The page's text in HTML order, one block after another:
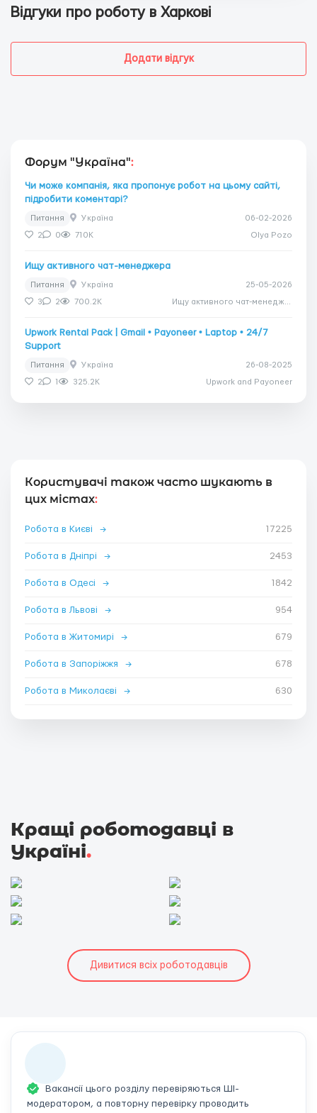
Відгуки про роботу в Харкові
Додати відгук
Форум "Україна":
Чи може компанія, яка пропонує робот на цьому сайті,
підробити коментарі?
Питання Україна 06-02-2026
2 0 710K Olya Pozo
Ищу активного чат-менеджера
Питання Україна 25-05-2026
3 2 700.2K
Upwork Rental Pack | Gmail • Payoneer • Laptop • 24/7
Support
Питання Україна 26-08-2025
2 1 325.2K Upwork and Payoneer
Користувачі також часто шукають в
цих містах:
Робота в Києві → 17225
Робота в Дніпрі → 2453
Робота в Одесі → 1842
Робота в Львові → 954
Робота в Житомирі → 679
Робота в Запоріжжя → 678
Робота в Миколаєві → 630
Кращі роботодавці в
Україні.
Дивитися всіх роботодавців
Вакансії цього розділу перевіряються ШІ-
модератором, а повторну перевірку проводить